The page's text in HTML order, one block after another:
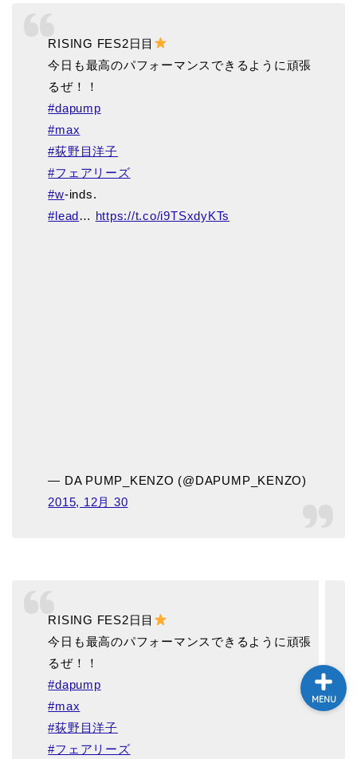
RISING FES2日目
今日も最高のパフォーマンスできるように頑張
るぜ！！
#dapump
#max
#荻野目洋子
#フェアリーズ
#w-inds.
#lead… https://t.co/i9TSxdyKTs
— DA PUMP_KENZO (@DAPUMP_KENZO)
2015, 12月 30
RISING FES2日目
今日も最高のパフォーマンスできるように頑張
るぜ！！
#dapump
#max
#荻野目洋子
#フェアリーズ
MENU